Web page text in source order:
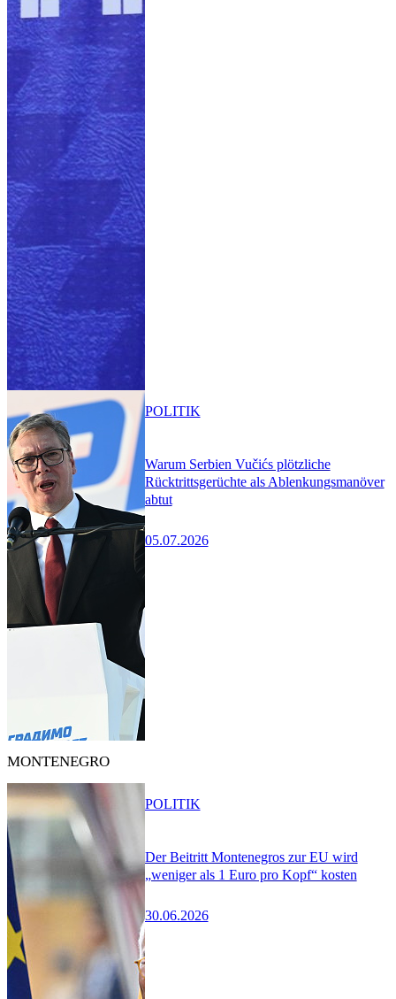
Warum Serbien Vučićs plötzliche
Rücktrittsgerüchte als Ablenkungsmanöver
abtut
05.07.2026
POLITIK
MONTENEGRO
Der Beitritt Montenegros zur EU wird
„weniger als 1 Euro pro Kopf“ kosten
30.06.2026
POLITIK